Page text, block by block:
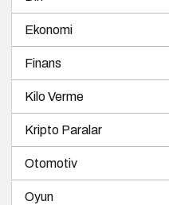
Ekonomi
Finans
Kilo Verme
Kripto Paralar
Otomotiv
Oyun